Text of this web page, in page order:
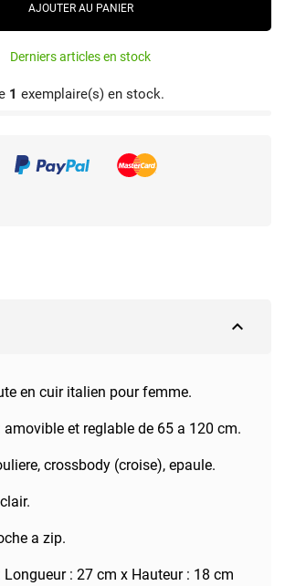
AJOUTER AU PANIER
Derniers articles en stock
1 exemplaire(s) en stock.
expand_less
en cuir italien pour femme.
amovible et reglable de 65 a 120 cm.
crossbody (croise), epaule.
a zip.
: 27 cm x Hauteur : 18 cm